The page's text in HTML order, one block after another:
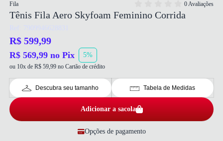
Fila
0 Avaliações
Tênis Fila Aero Skyfoam Feminino Corrida
Ref: 7909946628831
R$ 599,99
R$ 569,99 no Pix 5%
ou 10x de R$ 59,99 no Cartão de crédito
Descubra seu tamanho Tabela de Medidas
Adicionar a sacola
Opções de pagamento